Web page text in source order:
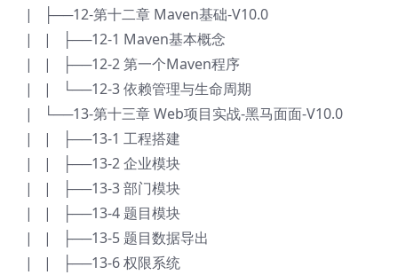
| ├──12-第十二章 Maven基础-V10.0
| | ├──12-1 Maven基本概念
| | ├──12-2 第一个Maven程序
| | └──12-3 依赖管理与生命周期
| └──13-第十三章 Web项目实战-黑马面面-V10.0
| | ├──13-1 工程搭建
| | ├──13-2 企业模块
| | ├──13-3 部门模块
| | ├──13-4 题目模块
| | ├──13-5 题目数据导出
| | ├──13-6 权限系统